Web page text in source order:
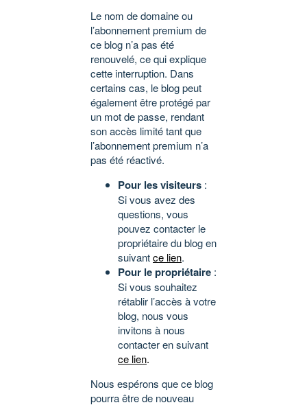
Le nom de domaine ou
l’abonnement premium de
ce blog n’a pas été
renouvelé, ce qui explique
cette interruption. Dans
certains cas, le blog peut
également être protégé par
un mot de passe, rendant
son accès limité tant que
l’abonnement premium n’a
pas été réactivé.
Pour les visiteurs :
Si vous avez des
questions, vous
pouvez contacter le
propriétaire du blog en
suivantce lien.
Pour le propriétaire :
Si vous souhaitez
rétablir l’accès à votre
blog, nous vous
invitons à nous
contacter en suivant
ce lien.
Nous espérons que ce blog
pourra être de nouveau